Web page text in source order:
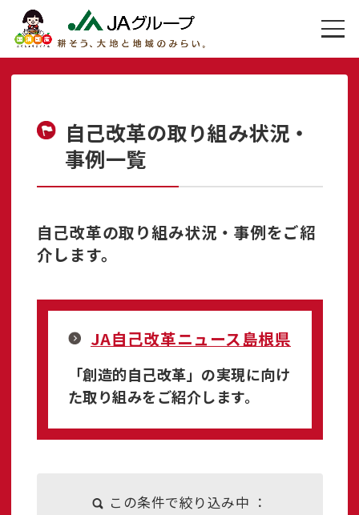
自己改革の取り組み状況・
事例一覧
自己改革の取り組み状況・事例をご紹
介します。
JA自己改革ニュース島根県
「創造的自己改革」の実現に向け
た取り組みをご紹介します。
この条件で絞り込み中 ：